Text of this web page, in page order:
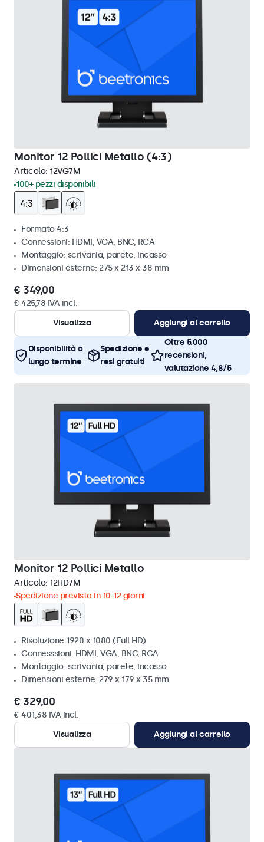
Monitor 12 Pollici Metallo (4:3)
Articolo: 12VG7M
100+ pezzi disponibili
Formato 4:3
Connessioni: HDMI, VGA, BNC, RCA
Montaggio: scrivania, parete, incasso
Dimensioni esterne: 275 x 213 x 38 mm
€ 349,00
€ 425,78 IVA incl.
Visualizza
Aggiungi al carrello
Disponibilità a
lungo termine
Spedizione e
resi gratuiti
Oltre 5.000
recensioni,
valutazione 4,8/5
Monitor 12 Pollici Metallo
Articolo: 12HD7M
Spedizione prevista in 10-12 giorni
Risoluzione 1920 x 1080 (Full HD)
Connesssioni: HDMI, VGA, BNC, RCA
Montaggio: scrivania, parete, incasso
Dimensioni esterne: 279 x 179 x 35 mm
€ 329,00
€ 401,38 IVA incl.
Visualizza
Aggiungi al carrello